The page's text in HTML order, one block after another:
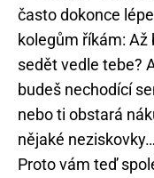
často dokonce
kolegům říkám: Až
sedět vedle tebe?
budeš nechodící
nebo ti obstará
nějaké neziskovky…
Proto vám teď